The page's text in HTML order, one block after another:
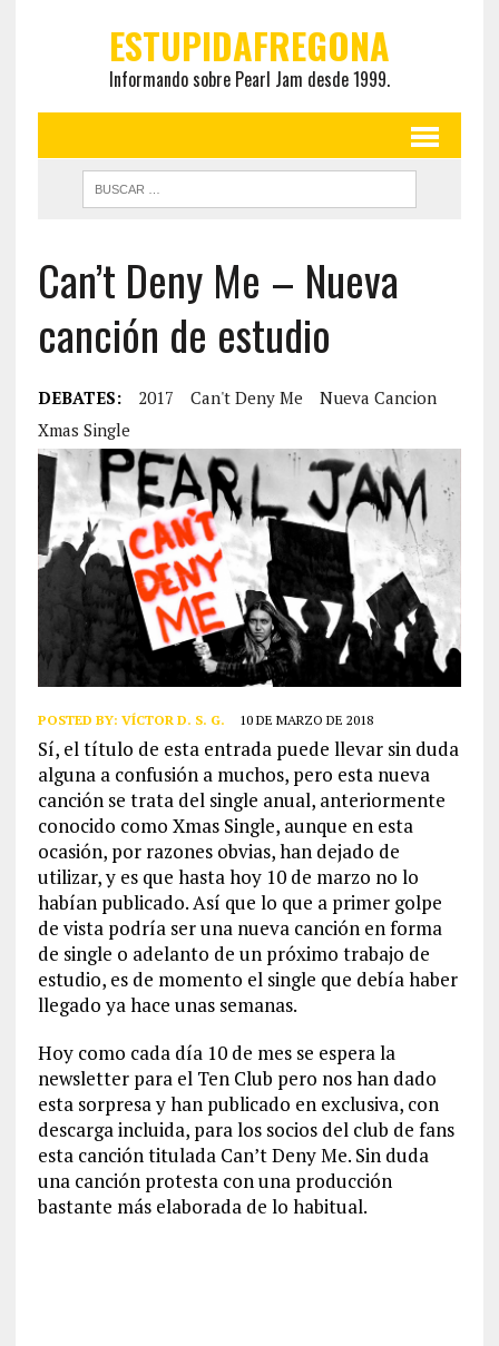
ESTUPIDAFREGONA
Informando sobre Pearl Jam desde 1999.
Can’t Deny Me – Nueva
canción de estudio
DEBATES: 2017 Can't Deny Me
Nueva Cancion
Xmas Single
POSTED BY: VÍCTOR D. S. G. 10 DE MARZO DE 2018
Sí, el título de esta entrada puede llevar sin duda
alguna a confusión a muchos, pero esta nueva
canción se trata del single anual, anteriormente
conocido como Xmas Single, aunque en esta
ocasión, por razones obvias, han dejado de
utilizar, y es que hasta hoy 10 de marzo no lo
habían publicado. Así que lo que a primer golpe
de vista podría ser una nueva canción en forma
de single o adelanto de un próximo trabajo de
estudio, es de momento el single que debía haber
llegado ya hace unas semanas.
Hoy como cada día 10 de mes se espera la
newsletter para el Ten Club pero nos han dado
esta sorpresa y han publicado en exclusiva, con
descarga incluida, para los socios del club de fans
esta canción titulada Can’t Deny Me. Sin duda
una canción protesta con una producción
bastante más elaborada de lo habitual.